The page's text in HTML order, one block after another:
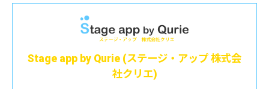
Stage app by Qurie (ステージ・アップ 株式会
社クリエ)